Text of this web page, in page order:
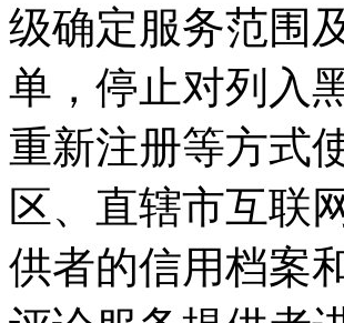
级确定服务范围
单，停止对列入
重新注册等方式
区、直辖市互联
供者的信用档案